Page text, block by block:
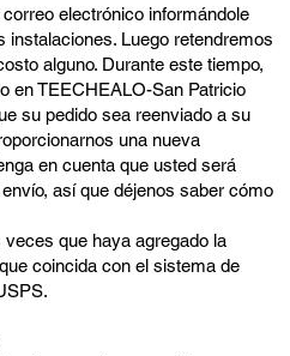
electrónico informándole
instalaciones. Luego retendremos
alguno. Durante este tiempo,
en TEECHEALO-San Patricio
su pedido sea reenviado a su
una nueva
en cuenta que usted será
así que déjenos saber cómo
que haya agregado la
coincida con el sistema de